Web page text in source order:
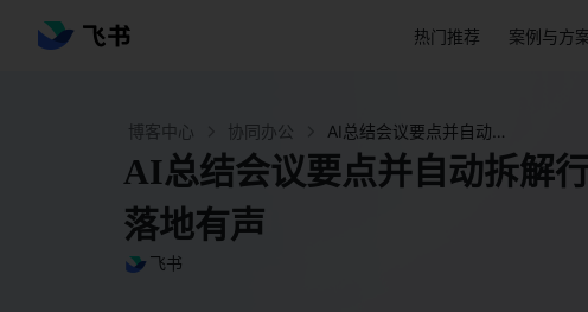
热门推荐 案例与方
博客中心 协同办公 AI总结会议要点并自动拆解行动项：飞书让会议落地有声 - 飞书官网
AI总结会议要点并自动拆解
落地有声
飞书